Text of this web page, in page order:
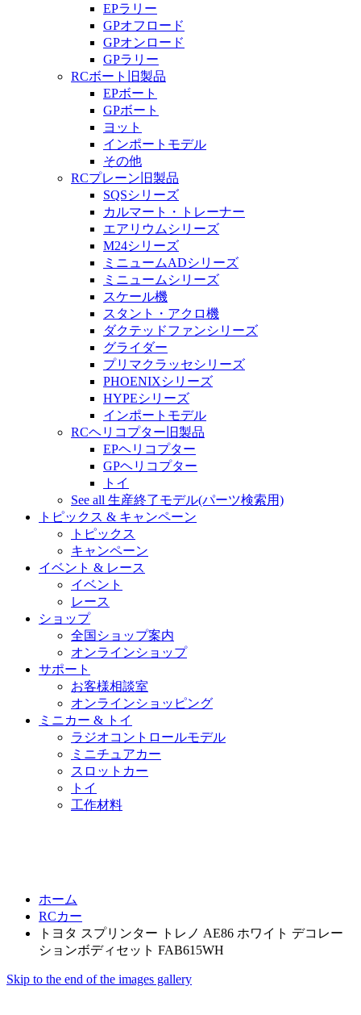
EPラリー
GPオフロード
GPオンロード
GPラリー
RCボート旧製品
EPボート
GPボート
ヨット
インポートモデル
その他
RCプレーン旧製品
SQSシリーズ
カルマート・トレーナー
エアリウムシリーズ
M24シリーズ
ミニュームADシリーズ
ミニュームシリーズ
スケール機
スタント・アクロ機
ダクテッドファンシリーズ
グライダー
プリマクラッセシリーズ
PHOENIXシリーズ
HYPEシリーズ
インポートモデル
RCヘリコプター旧製品
EPヘリコプター
GPヘリコプター
トイ
See all 生産終了モデル(パーツ検索用)
トピックス & キャンペーン
トピックス
キャンペーン
イベント & レース
イベント
レース
ショップ
全国ショップ案内
オンラインショップ
サポート
お客様相談室
オンラインショッピング
ミニカー & トイ
ラジオコントロールモデル
ミニチュアカー
スロットカー
トイ
工作材料
ホーム
RCカー
トヨタ スプリンター トレノ AE86 ホワイト デコレー
ションボディセット FAB615WH
Skip to the end of the images gallery